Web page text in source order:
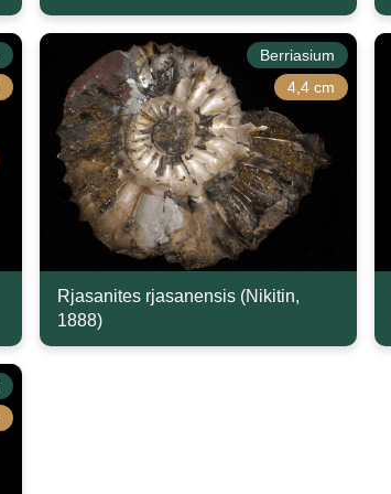
Berriasium
4,4 cm
Rjasanites rjasanensis (Nikitin,
1888)